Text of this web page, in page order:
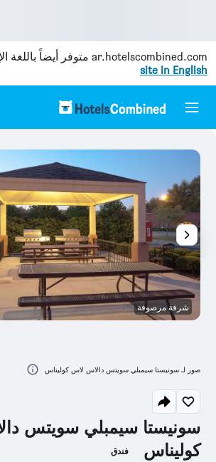
ar.hotelscombined.com متوفر أيضاً باللغة
site in English
سونيستا سيمبلي سويتس
كوليناس
فندق
شرفة مرصوفة
صور لـ سونيستا سيمبلي سويتس دالاس لاس كوليناس